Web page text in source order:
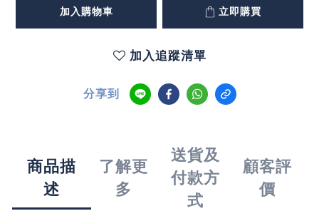
加入購物車 立即購買
加入追蹤清單
分享到
商品描
述
了解更
多
送貨及
付款方
式
顧客評
價